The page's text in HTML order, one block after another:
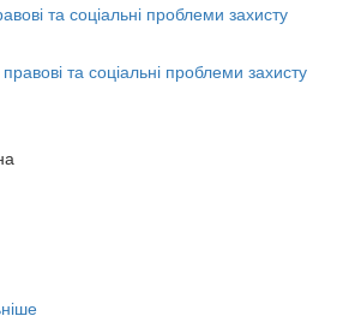
та соціальні проблеми захисту